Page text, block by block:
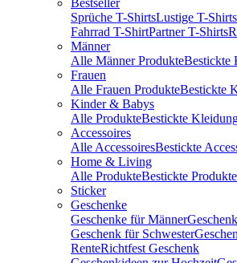
Bestseller
Sprüche T-ShirtsLustige T-Shirts
Fahrrad T-ShirtPartner T-Shirts
Männer
Alle Männer ProdukteBestickte
Frauen
Alle Frauen ProdukteBestickte
Kinder & Babys
Alle ProdukteBestickte
Accessoires
Alle AccessoiresBestickte
Home & Living
Alle ProdukteBestickte Produkte
Sticker
Geschenke
Geschenke für Männer
Geschenk für Schwester
RenteRichtfest Geschenk